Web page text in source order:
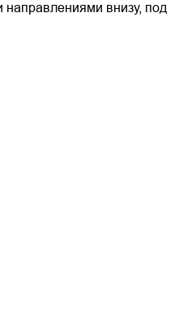
направлениями внизу, под